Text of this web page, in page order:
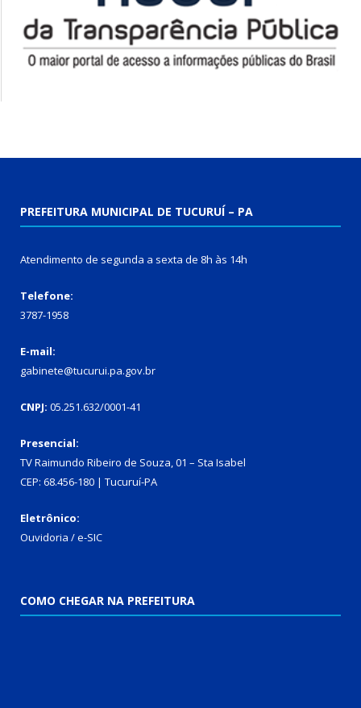
PREFEITURA MUNICIPAL DE TUCURUÍ – PA
Atendimento de segunda a sexta de 8h às 14h
Telefone:
3787-1958
E-mail:
gabinete@tucurui.pa.gov.br
CNPJ: 05.251.632/0001-41
Presencial:
TV Raimundo Ribeiro de Souza, 01 – Sta Isabel
CEP: 68.456-180 | Tucuruí-PA
Eletrônico:
Ouvidoria /e-SIC
COMO CHEGAR NA PREFEITURA